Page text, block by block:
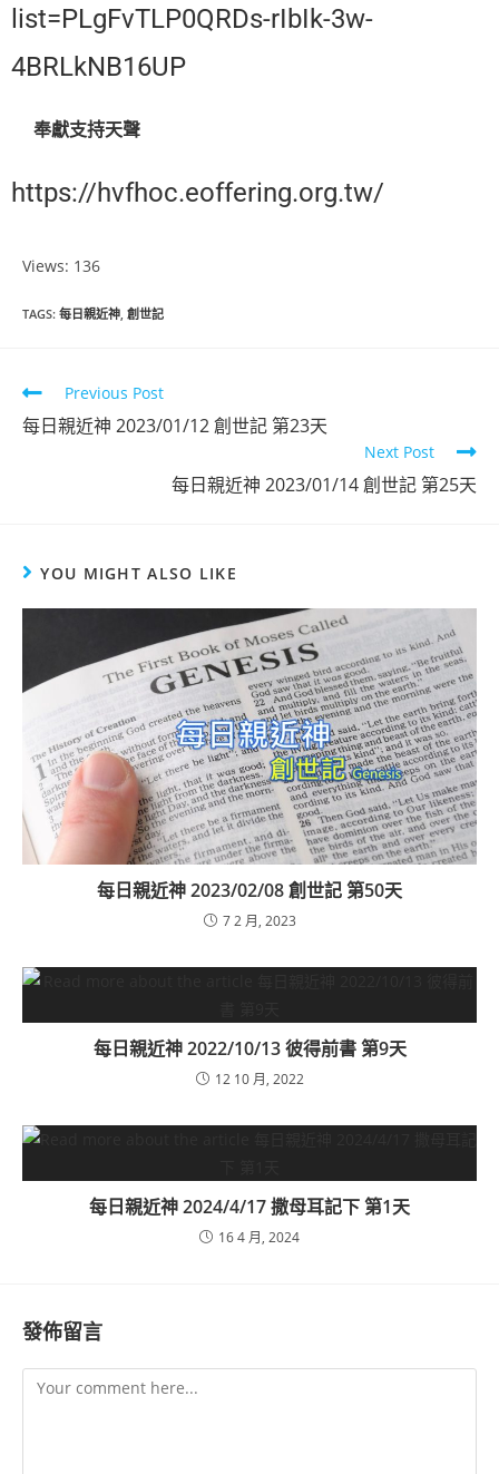
list=PLgFvTLP0QRDs-rIbIk-3w-
4BRLkNB16UP
奉獻支持天聲
https://hvfhoc.eoffering.org.tw/
Views: 136
TAGS: 每日親近神, 創世記
Previous Post
每日親近神 2023/01/12 創世記 第23天
Next Post
每日親近神 2023/01/14 創世記 第25天
YOU MIGHT ALSO LIKE
每日親近神 2023/02/08 創世記 第50天
7 2 月, 2023
每日親近神 2022/10/13 彼得前書 第9天
12 10 月, 2022
每日親近神 2024/4/17 撒母耳記下 第1天
16 4 月, 2024
發佈留言